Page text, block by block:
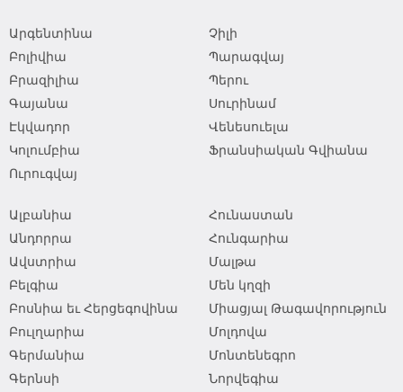
Արգենտինա
Բոլիվիա
Բրազիլիա
Գայանա
Էկվադոր
Կոլումբիա
Ուրուգվայ
Չիլի
Պարագվայ
Պերու
Սուրինամ
Վենեսուելա
Ֆրանսիական Գվիանա
Ալբանիա
Անդորրա
Ավստրիա
Բելգիա
Բոսնիա եւ Հերցեգովինա
Բուլղարիա
Գերմանիա
Գերնսի
Հունաստան
Հունգարիա
Մալթա
Մեն կղզի
Միացյալ Թագավորություն
Մոլդովա
Մոնտենեգրո
Նորվեգիա